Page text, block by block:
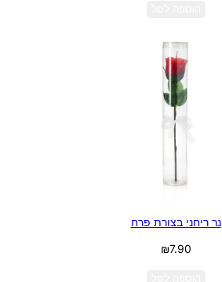
נר ריחני בצורת פרח
₪7.90